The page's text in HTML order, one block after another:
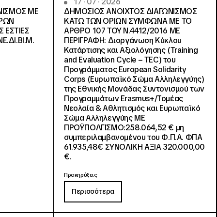
ΜΕ
ΕΣΤΙΕΣ
ΔΗΜΟΣΙΟΣ ΑΝΟΙΧΤΟΣ ΔΙΑΓΩΝΙΣΜΟΣ
ΚΑΤΩ ΤΩΝ ΟΡΙΩΝ ΣΥΜΦΩΝΑ ΜΕ ΤΟ
ΑΡΘΡΟ 107 ΤΟΥ Ν.4412/2016 ΜΕ
ΠΕΡΙΓΡΑΦΗ: Διοργάνωση Κύκλου
Κατάρτισης και Αξιολόγησης (Training
and Evaluation Cycle – TEC) του
Προγράμματος European Solidarity
Corps (Ευρωπαϊκό Σώμα Αλληλεγγύης)
της Εθνικής Μονάδας Συντονισμού των
Προγραμμάτων Erasmus+/Τομέας
Νεολαία & Αθλητισμός και Ευρωπαϊκό
Σώμα Αλληλεγγύης ΜΕ
ΠΡΟΫΠΟΛΓΙΣΜΟ:258.064,52 € μη
συμπεριλαμβανομένου του Φ.Π.Α. ΦΠΑ
61.935,48€ ΣΥΝΟΛΙΚΗ ΑΞΙΑ 320.000,00
€.
Προκηρύξεις
Περισσότερα